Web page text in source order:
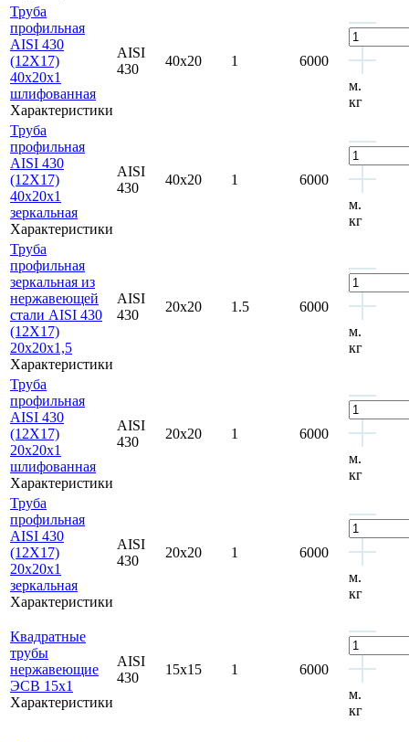
Труба
профильная
AISI 430
(12Х17)
40x20x1
шлифованная
Характеристики
AISI
430
40x20 1
6000
м.
кг
Труба
профильная
AISI 430
(12Х17)
40x20x1
зеркальная
Характеристики
AISI
430
40x20 1
6000
м.
кг
Труба
профильная
зеркальная из
нержавеющей
стали AISI 430
(12Х17)
20x20x1,5
Характеристики
AISI
430
20x20 1.5
6000
м.
кг
Труба
профильная
AISI 430
(12Х17)
20x20x1
шлифованная
Характеристики
AISI
430
20x20 1
6000
м.
кг
Труба
профильная
AISI 430
(12Х17)
20x20x1
зеркальная
Характеристики
AISI
430
20x20 1
6000
м.
кг
Квадратные
трубы
нержавеющие
ЭСВ 15x1
Характеристики
AISI
430
15x15 1
6000
м.
кг